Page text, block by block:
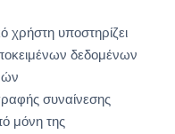
χρήστη υποστηρίζει
δεδομένων
συναίνεσης
μόνη της